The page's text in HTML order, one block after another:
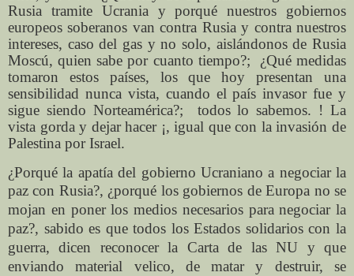
Rusia tramite Ucrania y porqué nuestros gobiernos
europeos soberanos van contra Rusia y contra nuestros
intereses, caso del gas y no solo, aislándonos de Rusia
Moscú, quien sabe por cuanto tiempo?;
¿Qué medidas
tomaron estos países, los que hoy presentan una
sensibilidad nunca vista, cuando el país invasor fue y
sigue siendo Norteamérica?;
todos lo sabemos. ! La
vista gorda y dejar hacer ¡, igual que con la invasión de
Palestina por Israel.
¿Porqué la apatía del gobierno Ucraniano a negociar la
paz con Rusia?, ¿porqué los gobiernos de Europa no se
mojan en poner los medios necesarios para negociar la
paz?, sabido es que todos los Estados solidarios con la
guerra, dicen reconocer la Carta de las NU y que
enviando material velico, de matar y destruir, se